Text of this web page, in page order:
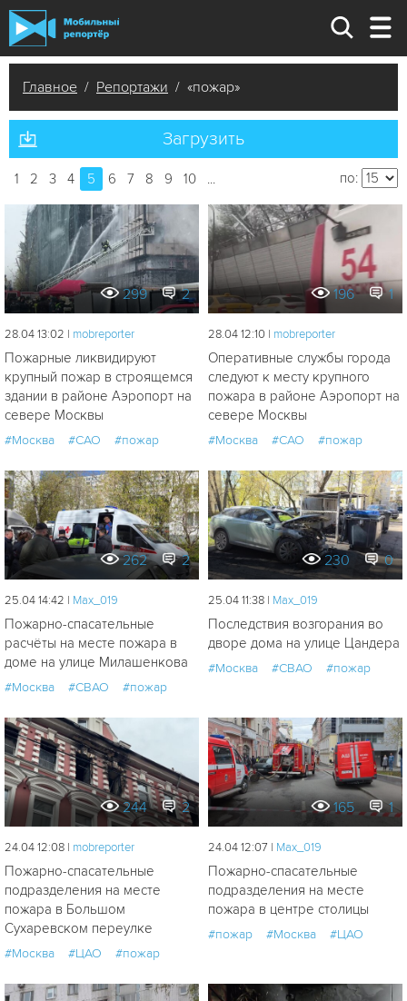
Главное / Репортажи / «пожар»
Загрузить
по:
1 2 3 4 5 6 7 8 9 10
299 2
28.04 13:02 | mobreporter
Пожарные ликвидируют
крупный пожар в строящемся
здании в районе Аэропорт на
севере Москвы
#Москва #САО #пожар
196 1
28.04 12:10 | mobreporter
Оперативные службы города
следуют к месту крупного
пожара в районе Аэропорт на
севере Москвы
#Москва #САО #пожар
262 2
25.04 14:42 | Мах_019
Пожарно-спасательные
расчёты на месте пожара в
доме на улице Милашенкова
#Москва #СВАО #пожар
230 0
25.04 11:38 | Мах_019
Последствия возгорания во
дворе дома на улице Цандера
#Москва #СВАО #пожар
244 2
24.04 12:08 | mobreporter
Пожарно-спасательные
подразделения на месте
пожара в Большом
Сухаревском переулке
#Москва #ЦАО #пожар
165 1
24.04 12:07 | Мах_019
Пожарно-спасательные
подразделения на месте
пожара в центре столицы
#пожар #Москва #ЦАО